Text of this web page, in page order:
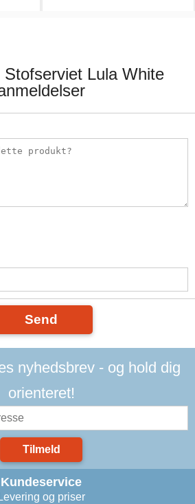
Lula White
Send
nyhedsbrev - og hold dig
orienteret!
Tilmeld
Kundeservice
Levering og priser